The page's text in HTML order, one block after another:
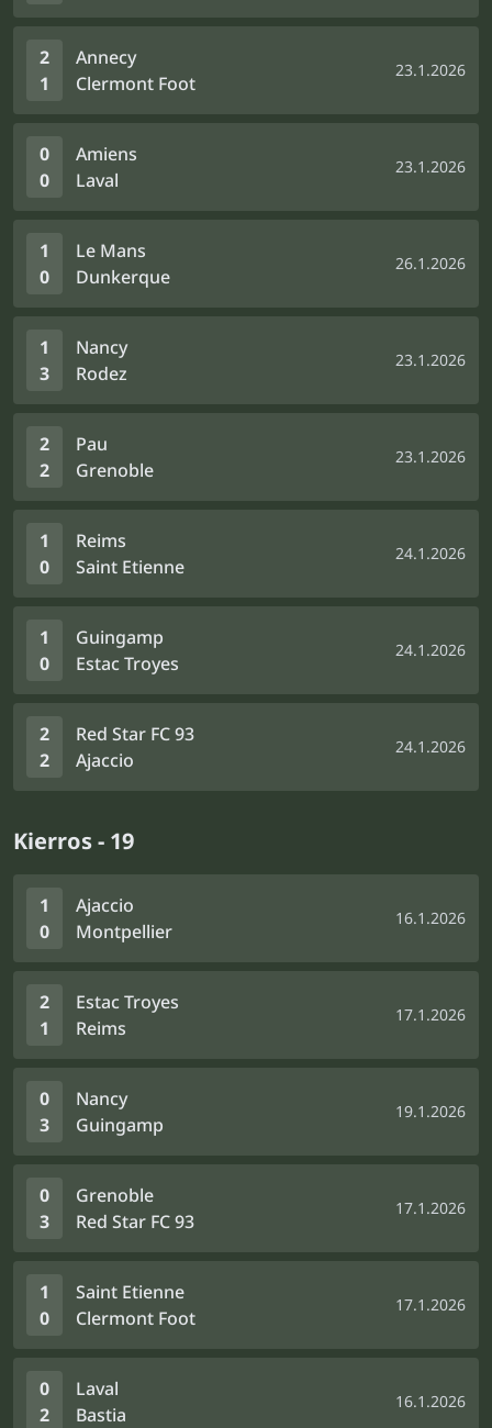
2
1
Annecy
Clermont Foot
23.1.2026
0
0
Amiens
Laval
23.1.2026
1
0
Le Mans
Dunkerque
26.1.2026
1
3
Nancy
Rodez
23.1.2026
2
2
Pau
Grenoble
23.1.2026
1
0
Reims
Saint Etienne
24.1.2026
1
0
Guingamp
Estac Troyes
24.1.2026
2
2
Red Star FC 93
Ajaccio
24.1.2026
Kierros - 19
1
0
Ajaccio
Montpellier
16.1.2026
2
1
Estac Troyes
Reims
17.1.2026
0
3
Nancy
Guingamp
19.1.2026
0
3
Grenoble
Red Star FC 93
17.1.2026
1
0
Saint Etienne
Clermont Foot
17.1.2026
0
2
Laval
Bastia
16.1.2026